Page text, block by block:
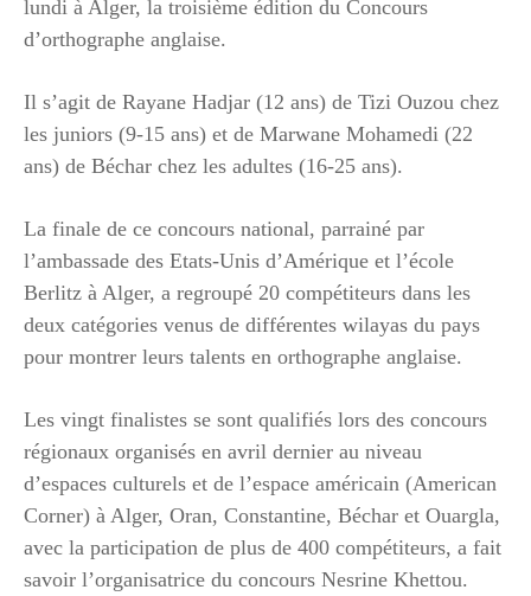
lundi à Alger, la troisième édition du Concours
d’orthographe anglaise.
Il s’agit de Rayane Hadjar (12 ans) de Tizi Ouzou chez
les juniors (9-15 ans) et de Marwane Mohamedi (22
ans) de Béchar chez les adultes (16-25 ans).
La finale de ce concours national, parrainé par
l’ambassade des Etats-Unis d’Amérique et l’école
Berlitz à Alger, a regroupé 20 compétiteurs dans les
deux catégories venus de différentes wilayas du pays
pour montrer leurs talents en orthographe anglaise.
Les vingt finalistes se sont qualifiés lors des concours
régionaux organisés en avril dernier au niveau
d’espaces culturels et de l’espace américain (American
Corner) à Alger, Oran, Constantine, Béchar et Ouargla,
avec la participation de plus de 400 compétiteurs, a fait
savoir l’organisatrice du concours Nesrine Khettou.